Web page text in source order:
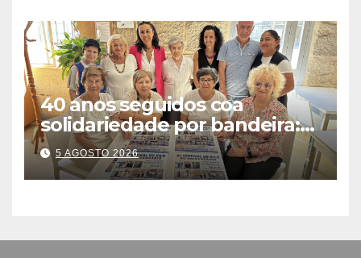
40 anos seguidos coa
solidariedade por bandeira:
este venres celébrase o
Festival do Kilo no Auditorio
5 AGOSTO 2026